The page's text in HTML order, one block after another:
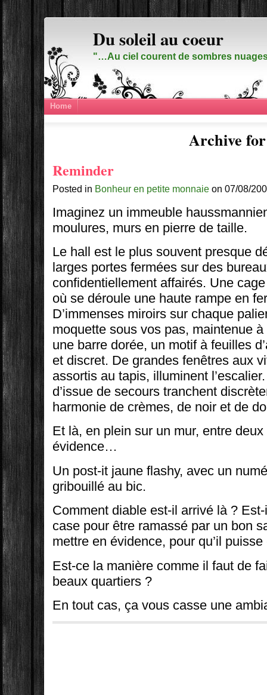
Du soleil au coeur
"…Au ciel courent de sombres
Home
Archive
Reminder
Posted in Bonheur en petite monnaie on 07/08/
Imaginez un immeuble
moulures, murs en pierre de taille.
Le hall est le plus souvent presque
larges portes fermées sur des
confidentiellement affairés. Une
où se déroule une haute rampe en
D’immenses miroirs sur chaque
moquette sous vos pas, maintenue
une barre dorée, un motif à feuilles
et discret. De grandes fenêtres aux
assortis au tapis, illuminent
d’issue de secours tranchent
harmonie de crèmes, de noir et de
Et là, en plein sur un mur, entre
évidence…
Un post-it jaune flashy, avec un
gribouillé au bic.
Comment diable est-il arrivé là ?
case pour être ramassé par un bon
mettre en évidence, pour qu’il
Est-ce la manière comme il faut de
beaux quartiers ?
En tout cas, ça vous casse une